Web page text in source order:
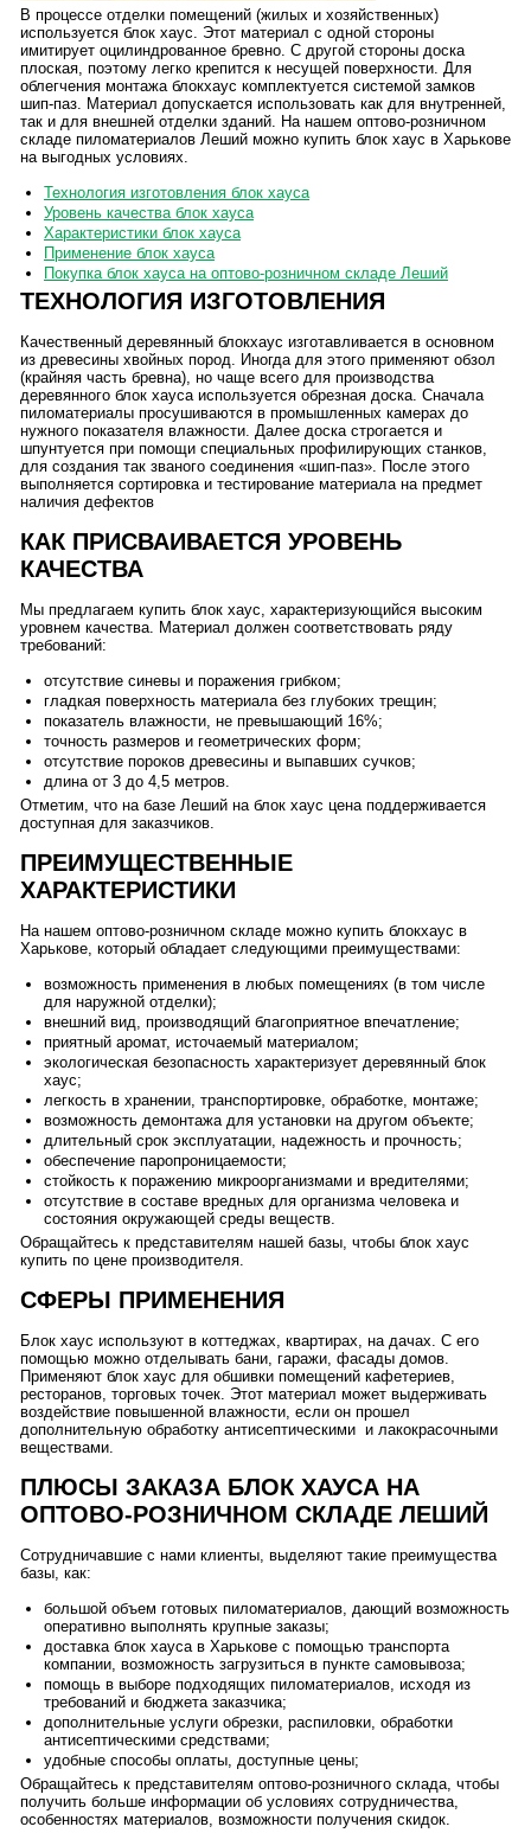
В процессе отделки помещений (жилых и хозяйственных)
используется блок хаус. Этот материал с одной стороны
имитирует оцилиндрованное бревно. С другой стороны доска
плоская, поэтому легко крепится к несущей поверхности. Для
облегчения монтажа блокхаус комплектуется системой замков
шип-паз. Материал допускается использовать как для внутренней,
так и для внешней отделки зданий. На нашем оптово-розничном
складе пиломатериалов Леший можно купить блок хаус в Харькове
на выгодных условиях.
Технология изготовления блок хауса
Уровень качества блок хауса
Характеристики блок хауса
Применение блок хауса
Покупка блок хауса на оптово-розничном складе Леший
ТЕХНОЛОГИЯ ИЗГОТОВЛЕНИЯ
Качественный деревянный блокхаус изготавливается в основном
из древесины хвойных пород. Иногда для этого применяют обзол
(крайняя часть бревна), но чаще всего для производства
деревянного блок хауса используется обрезная доска. Сначала
пиломатериалы просушиваются в промышленных камерах до
нужного показателя влажности. Далее доска строгается и
шпунтуется при помощи специальных профилирующих станков,
для создания так званого соединения «шип-паз». После этого
выполняется сортировка и тестирование материала на предмет
наличия дефектов
КАК ПРИСВАИВАЕТСЯ УРОВЕНЬ
КАЧЕСТВА
Мы предлагаем купить блок хаус, характеризующийся высоким
уровнем качества. Материал должен соответствовать ряду
требований:
отсутствие синевы и поражения грибком;
гладкая поверхность материала без глубоких трещин;
показатель влажности, не превышающий 16%;
точность размеров и геометрических форм;
отсутствие пороков древесины и выпавших сучков;
длина от 3 до 4,5 метров.
Отметим, что на базе Леший на блок хаус цена поддерживается
доступная для заказчиков.
ПРЕИМУЩЕСТВЕННЫЕ
ХАРАКТЕРИСТИКИ
На нашем оптово-розничном складе можно купить блокхаус в
Харькове, который обладает следующими преимуществами:
возможность применения в любых помещениях (в том числе
для наружной отделки);
внешний вид, производящий благоприятное впечатление;
приятный аромат, источаемый материалом;
экологическая безопасность характеризует деревянный блок
хаус;
легкость в хранении, транспортировке, обработке, монтаже;
возможность демонтажа для установки на другом объекте;
длительный срок эксплуатации, надежность и прочность;
обеспечение паропроницаемости;
стойкость к поражению микроорганизмами и вредителями;
отсутствие в составе вредных для организма человека и
состояния окружающей среды веществ.
Обращайтесь к представителям нашей базы, чтобы блок хаус
купить по цене производителя.
СФЕРЫ ПРИМЕНЕНИЯ
Блок хаус используют в коттеджах, квартирах, на дачах. С его
помощью можно отделывать бани, гаражи, фасады домов.
Применяют блок хаус для обшивки помещений кафетериев,
ресторанов, торговых точек. Этот материал может выдерживать
воздействие повышенной влажности, если он прошел
дополнительную обработку антисептическими и лакокрасочными
веществами.
ПЛЮСЫ ЗАКАЗА БЛОК ХАУСА НА
ОПТОВО-РОЗНИЧНОМ СКЛАДЕ ЛЕШИЙ
Сотрудничавшие с нами клиенты, выделяют такие преимущества
базы, как:
большой объем готовых пиломатериалов, дающий возможность
оперативно выполнять крупные заказы;
доставка блок хауса в Харькове с помощью транспорта
компании, возможность загрузиться в пункте самовывоза;
помощь в выборе подходящих пиломатериалов, исходя из
требований и бюджета заказчика;
дополнительные услуги обрезки, распиловки, обработки
антисептическими средствами;
удобные способы оплаты, доступные цены;
Обращайтесь к представителям оптово-розничного склада, чтобы
получить больше информации об условиях сотрудничества,
особенностях материалов, возможности получения скидок.